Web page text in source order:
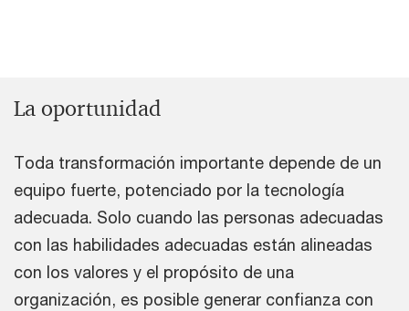
La oportunidad
Toda transformación importante depende de un
equipo fuerte, potenciado por la tecnología
adecuada. Solo cuando las personas adecuadas
con las habilidades adecuadas están alineadas
con los valores y el propósito de una
organización, es posible generar confianza con